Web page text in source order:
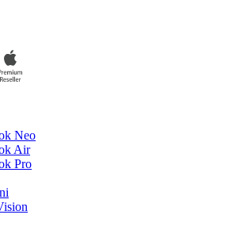
Neo
Air
Pro